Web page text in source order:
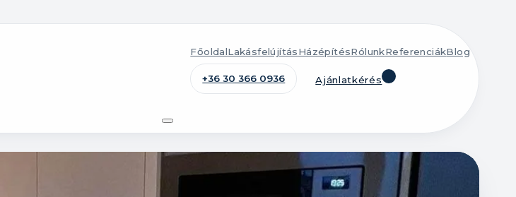
FőoldalLakásfelújításHázépítésRólunkReferenciákBlog
+36 30 366 0936 Ajánlatkérés